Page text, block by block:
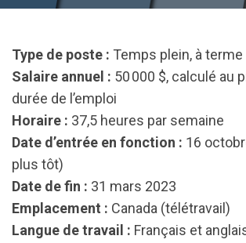
Type de poste : Temps plein, à
Salaire annuel : 50 000 $, calculé au
durée de l’emploi
Horaire : 37,5 heures par semaine
Date d’entrée en fonction : 16
plus tôt)
Date de fin : 31 mars 2023
Emplacement : Canada (télétravail)
Langue de travail : Français et